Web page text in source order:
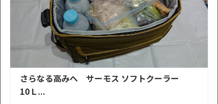
さらなる高みへ サーモス ソフトクーラー
10Ｌ...